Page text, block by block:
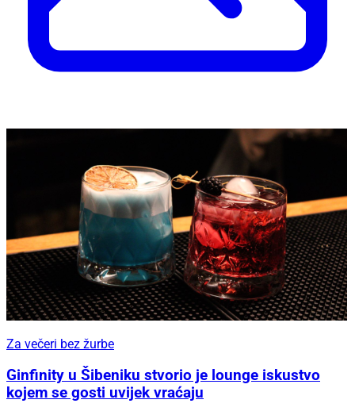
Za večeri bez žurbe
Ginfinity u Šibeniku stvorio je lounge iskustvo
kojem se gosti uvijek vraćaju